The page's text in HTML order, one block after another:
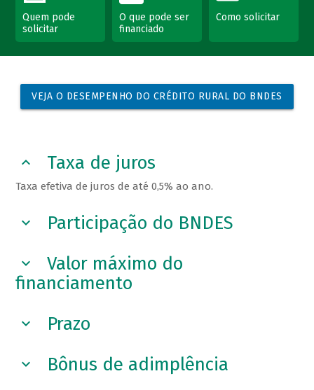
Quem pode
solicitar
O que pode ser
financiado
Como solicitar
VEJA O DESEMPENHO DO CRÉDITO RURAL DO BNDES
Taxa de juros
Taxa efetiva de juros de até 0,5% ao ano.
Participação do BNDES
Valor máximo do
financiamento
Prazo
Bônus de adimplência